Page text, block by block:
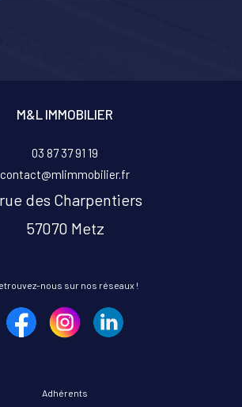
M&L IMMOBILIER
03 87 37 91 19
contact@mlimmobilier.fr
des Charpentiers
57070
metz
nous sur nos réseaux !
Adhérents